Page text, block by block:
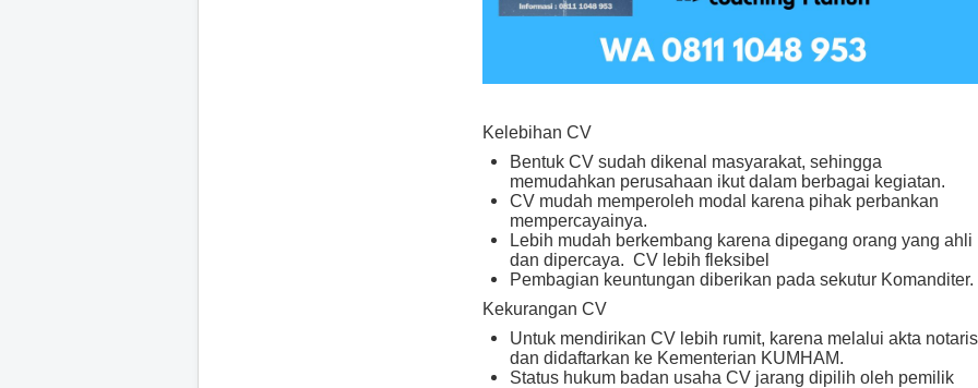
Kelebihan CV
Bentuk CV sudah dikenal masyarakat, sehingga
memudahkan perusahaan ikut dalam berbagai kegiatan.
CV mudah memperoleh modal karena pihak perbankan
mempercayainya.
Lebih mudah berkembang karena dipegang orang yang ahli
dan dipercaya.  CV lebih fleksibel
Pembagian keuntungan diberikan pada sekutur Komanditer.
Kekurangan CV
Untuk mendirikan CV lebih rumit, karena melalui akta notaris
dan didaftarkan ke Kementerian KUMHAM.
Status hukum badan usaha CV jarang dipilih oleh pemilik